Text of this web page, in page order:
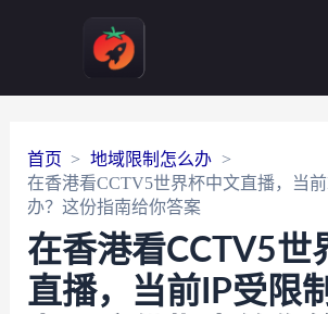
首页
地域限制怎么办
在香港看CCTV5世界杯中文直播，当
办？这份指南给你答案
在香港看CCTV5世
直播，当前IP受限